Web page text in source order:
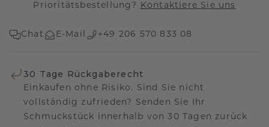
Prioritätsbestellung? Kontaktiere Sie uns
Chat E-Mail +49 206 570 833 08
30 Tage Rückgaberecht
Einkaufen ohne Risiko. Sind Sie nicht
vollständig zufrieden? Senden Sie Ihr
Schmuckstück innerhalb von 30 Tagen zurück